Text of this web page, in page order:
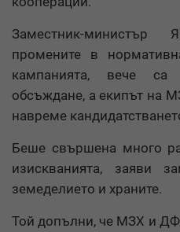
Заместник-
промените в
кампанията, вече
обсъждане, а екипът на
навреме
Беше свършена много
изискванията, заяви
земеделието и храните.
Той допълни, че МЗХ и